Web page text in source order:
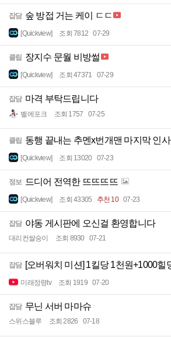
잡담 숲 방접 거는 케이 ㄷㄷ
[Quickview] 조회 7812 07-29
클립 장지수 문월 비방썰
[Quickview] 조회 47371 07-29
잡담 마격 부탁드립니다
벨에포크 조회 1757 07-25
클립 동행 끝내는 추멘x번개맨 마지막 인사
[Quickview] 조회 13020 07-23
정보 드디어 전역한 뜨뜨뜨뜨
[Quickview] 조회 43305 추천 10 07-23
잡담 야동 게시판에 오신걸 환영합니다
대리컨쌀숭이 조회 8930 07-21
잡담 [오버워치 미션] 1킬당 1천원+1000힐
미래정령tv 조회 1919 07-20
잡담 무닌 서버 마마슈
스위스블루 조회 2826 07-18